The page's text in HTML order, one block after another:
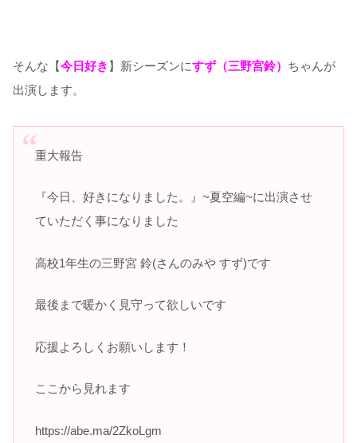
そんな【今日好き 】新シーズンにすず（三野宮鈴） ちゃんが
出演します。
重大報告
『今日、好きになりました。』~夏空編~に出演させ
ていただく事になりました
高校1年生の三野宮 鈴(さんのみや すず)です
最後まで暖かく見守って欲しいです
応援よろしくお願いします！
ここから見れます
https://abe.ma/2ZkoLgm